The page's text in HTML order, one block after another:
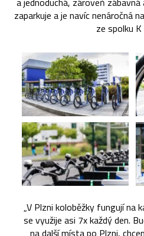
zaparkuje a je navíc nenáročná
ze spolku
„V Plzni koloběžky fungují na
se využije asi 7x každý den.